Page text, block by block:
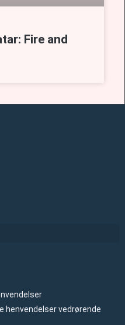
Fire and
henvendelser vedrørende